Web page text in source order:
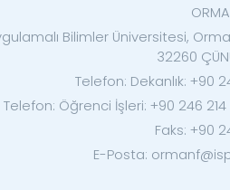
Bilimler Üniversitesi,
32260
Telefon: Dekanlık: +90
Telefon: Öğrenci İşleri: +90 246
Faks: +90
E-Posta: